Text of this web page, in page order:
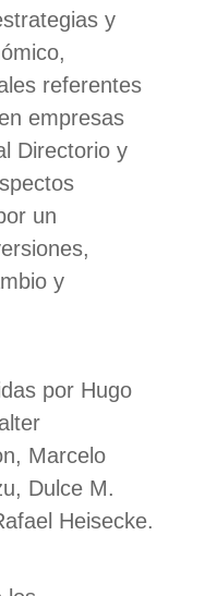
y
referentes
empresas
Directorio y
un
y
por Hugo
Marcelo
Dulce M.
Heisecke.